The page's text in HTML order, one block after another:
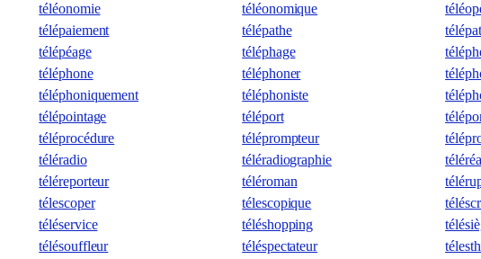
téléonomie téléonomique
télépaiement
télépathe
télépéage
téléphage
téléphone
téléphoner
téléphoniquement
téléphoniste
télépointage
téléport
téléprocédure
téléprompteur
téléradio
téléradiographie
téléreporteur
téléroman
télescoper
télescopique
téléservice
téléshopping
télésouffleur
téléspectateur